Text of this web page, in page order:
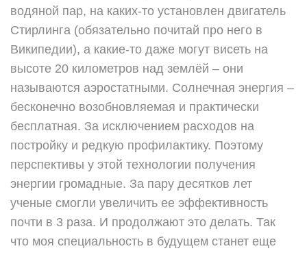
водяной пар, на каких-то установлен двигатель
Стирлинга (обязательно почитай про него в
Википедии), а какие-то даже могут висеть на
высоте 20 километров над землёй – они
называются аэростатными. Солнечная энергия –
бесконечно возобновляемая и практически
бесплатная. За исключением расходов на
постройку и редкую профилактику. Поэтому
перспективы у этой технологии получения
энергии громадные. За пару десятков лет
ученые смогли увеличить ее эффективность
почти в 3 раза. И продолжают это делать. Так
что моя специальность в будущем станет еще